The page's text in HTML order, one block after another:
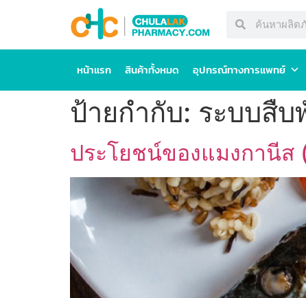
หน้าแรก สินค้าทั้งหมด อุปกรณ์ทางการแพทย์
ป้ายกำกับ: ระบบสืบ
ประโยชน์ของแมงกานีส